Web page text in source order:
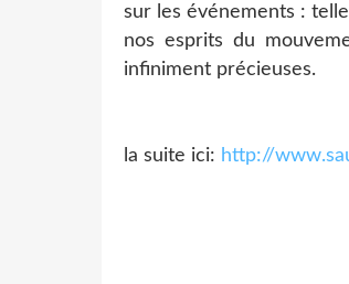
sur les événements :
nos esprits du
infiniment précieuses.
la suite ici: http://